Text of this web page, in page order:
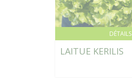
DÉTAILS
LAITUE KERILIS